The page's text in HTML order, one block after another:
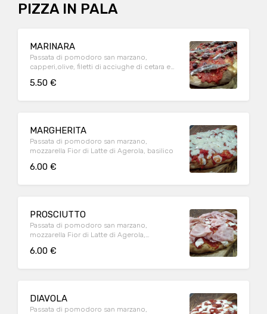
PIZZA IN PALA
MARINARA
Passata di pomodoro san marzano,
capperi,olive, filetti di acciughe di cetara e
5.50 €
MARGHERITA
Passata di pomodoro san marzano,
mozzarella Fior di Latte di Agerola, basilico
6.00 €
PROSCIUTTO
Passata di pomodoro san marzano,
mozzarella Fior di Latte di Agerola,
6.00 €
DIAVOLA
Passata di pomodoro san marzano,